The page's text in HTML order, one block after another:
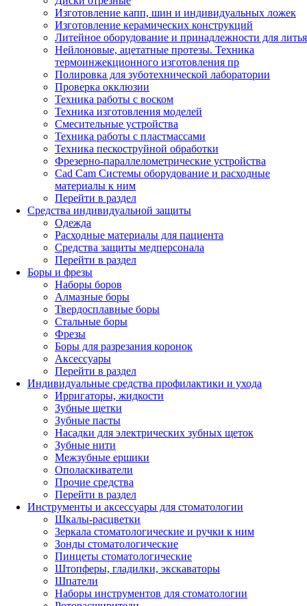
Изготовление капп, шин и индивидуальных ложек
Изготовление керамических конструкций
Литейное оборудование и принадлежности для литья
Нейлоновые, ацетатные протезы. Техника
термоинжекционного изготовления пр
Полировка для зуботехнической лаборатории
Проверка окклюзии
Техника работы с воском
Техника изготовления моделей
Смесительные устройства
Техника работы с пластмассами
Техника пескоструйной обработки
Фрезерно-параллелометрические устройства
Cad Cam Системы оборудование и расходные
материалы к ним
Перейти в раздел
Средства индивидуальной защиты
Одежда
Расходные материалы для пациента
Средства защиты медперсонала
Перейти в раздел
Боры и фрезы
Наборы боров
Алмазные боры
Твердосплавные боры
Стальные боры
Фрезы
Боры для разрезания коронок
Аксессуары
Перейти в раздел
Индивидуальные средства профилактики и ухода
Ирригаторы, жидкости
Зубные щетки
Зубные пасты
Насадки для электрических зубных щеток
Зубные нити
Межзубные ершики
Ополаскиватели
Прочие средства
Перейти в раздел
Инструменты и аксессуары для стоматологии
Шкалы-расцветки
Зеркала стоматологические и ручки к ним
Зонды стоматологические
Пинцеты стоматологические
Штопферы, гладилки, экскаваторы
Шпатели
Наборы инструментов для стоматологии